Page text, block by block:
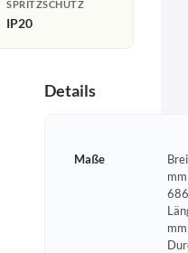
SPRITZSCHUTZ
IP20
Details
Maße